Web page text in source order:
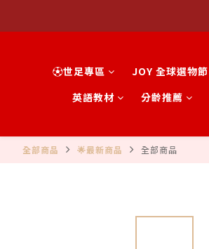
⚽世足專區 JOY 全球選物節
英語教材
分齡推薦
全部商品 🌟最新商品 全部商品